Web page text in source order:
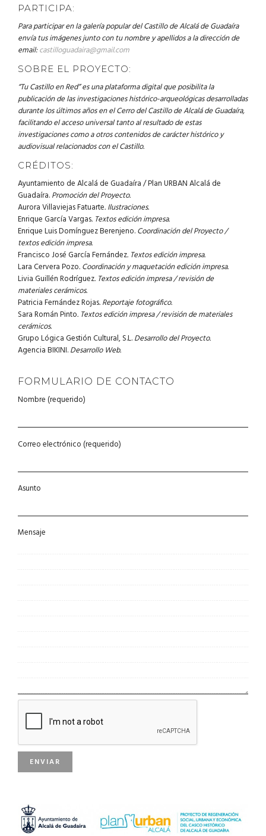
PARTICIPA:
Para participar en la galería popular del Castillo de Alcalá de Guadaíra
envía tus imágenes junto con tu nombre y apellidos a la dirección de
email:castilloguadaira@gmail.com
SOBRE EL PROYECTO:
“Tu Castillo en Red” es una plataforma digital que posibilita la
publicación de las investigaciones histórico-arqueológicas desarrolladas
durante los últimos años en el Cerro del Castillo de Alcalá de Guadaíra,
facilitando el acceso universal tanto al resultado de estas
investigaciones como a otros contenidos de carácter histórico y
audiovisual relacionados con el Castillo.
CRÉDITOS:
Ayuntamiento de Alcalá de Guadaíra / Plan URBAN Alcalá de
Guadaíra.Promoción del Proyecto.
Aurora Villaviejas Fatuarte. Ilustraciones.
Enrique García Vargas. Textos edición impresa.
Enrique Luis Domínguez Berenjeno.Coordinación del Proyecto /
textos edición impresa.
Francisco José García Fernández. Textos edición impresa.
Lara Cervera Pozo. Coordinación y maquetación edición impresa.
Livia Guillén Rodríguez. Textos edición impresa / revisión de
materiales cerámicos.
Patricia Fernández Rojas. Reportaje fotográfico.
Sara Román Pinto. Textos edición impresa / revisión de materiales
cerámicos.
Grupo Lógica Gestión Cultural, S.L.Desarrollo del Proyecto.
Agencia BIKINI.Desarrollo Web.
FORMULARIO DE CONTACTO
Nombre (requerido)
Correo electrónico (requerido)
Asunto
Mensaje